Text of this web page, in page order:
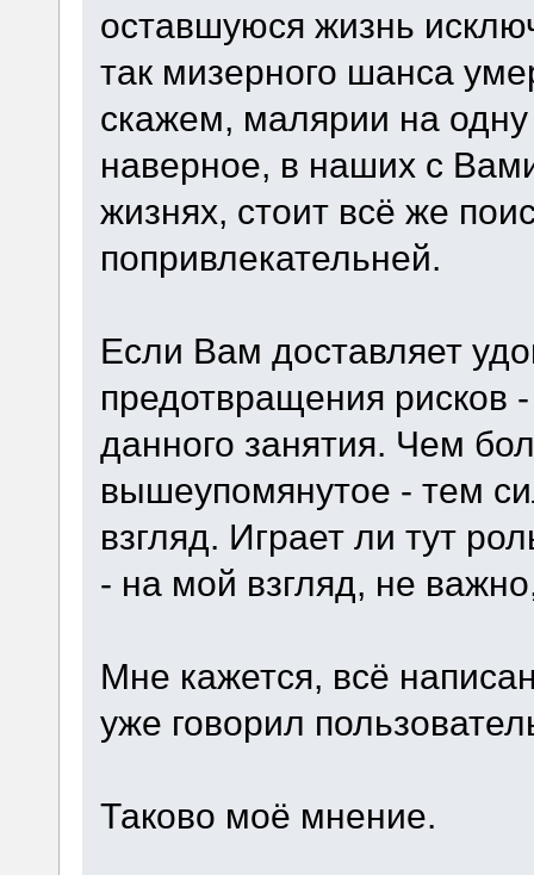
оставшуюся жизнь
так мизерного шанса
скажем, малярии на
наверное, в наших с
жизнях, стоит всё же
попривлекательней.
Если Вам доставляет
предотвращения рисков
данного занятия. Чем
вышеупомянутое - тем
взгляд. Играет ли тут
- на мой взгляд, не
Мне кажется, всё
уже говорил
Таково моё мнение.